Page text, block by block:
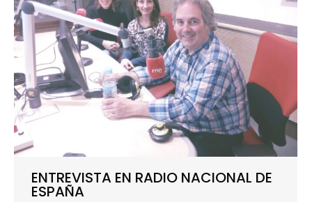
ENTREVISTA EN RADIO NACIONAL DE
ESPAÑA